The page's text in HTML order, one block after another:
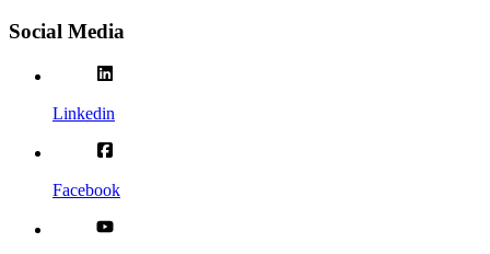
Social Media
Linkedin
Facebook